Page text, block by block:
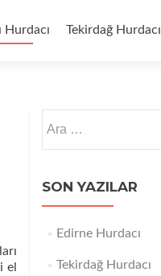
Hurdacı Tekirdağ Hurdacı
el
SON YAZILAR
Edirne Hurdacı
Tekirdağ Hurdacı